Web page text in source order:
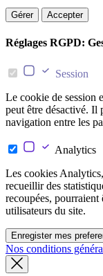
Gérer Accepter
Réglages RGPD:
Session
Le cookie de session
peut être désactivé. Il
navigation entre les
Analytics
Les cookies
recueillir des
recoupées,
utilisateurs du site.
Enregister mes
Nos conditions